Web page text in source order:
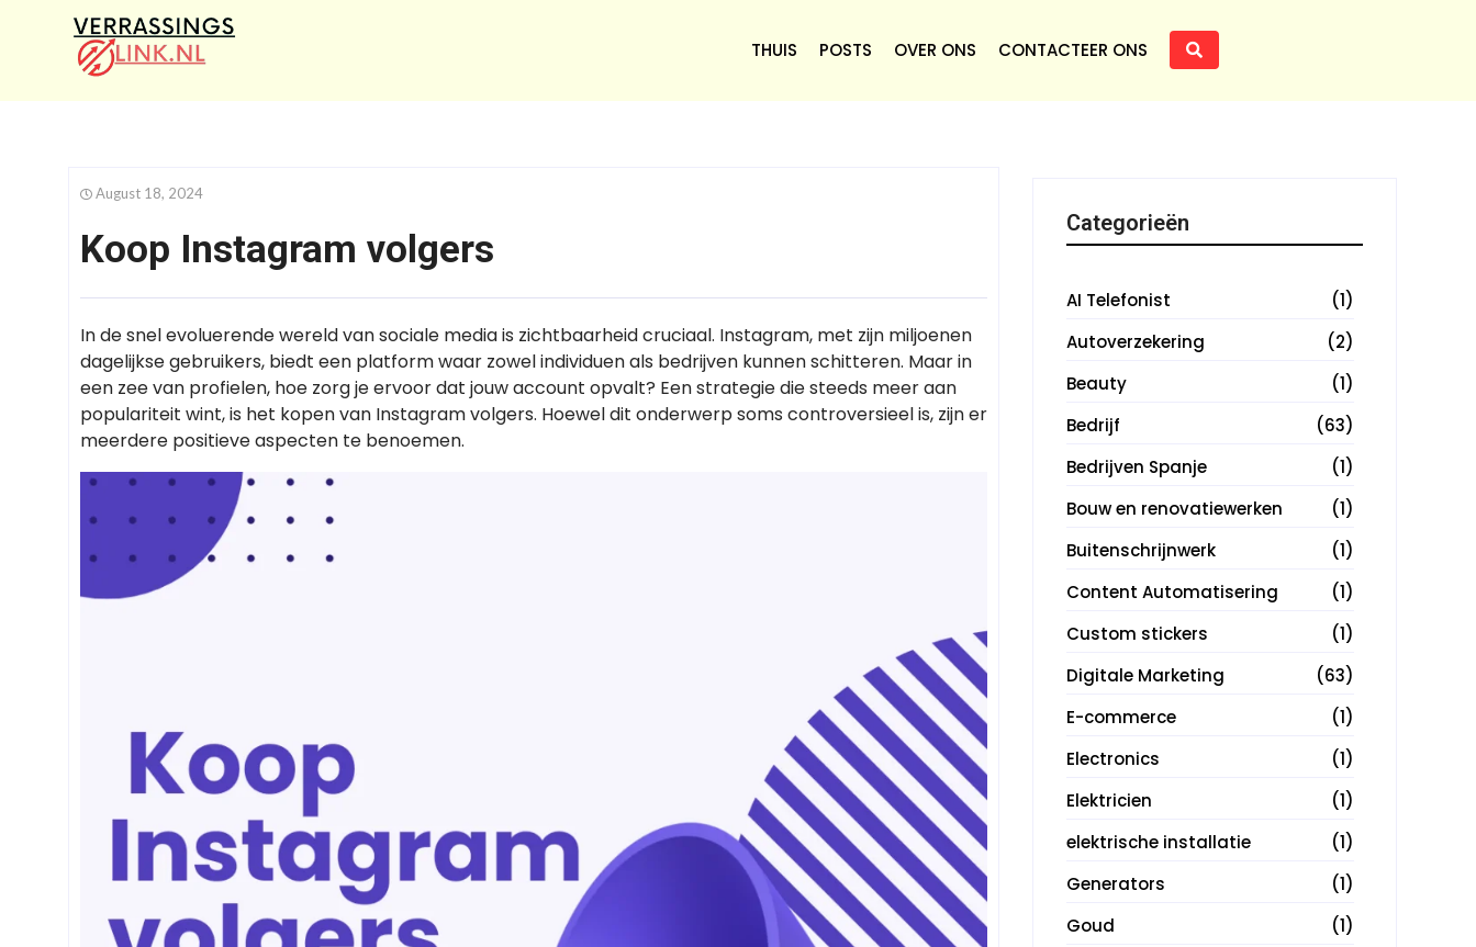
THUIS POSTS OVER ONS CONTACTEER ONS
August 18, 2024
Koop Instagram volgers
In de snel evoluerende wereld van sociale media is zichtbaarheid cruciaal. Instagram, met zijn miljoenen
dagelijkse gebruikers, biedt een platform waar zowel individuen als bedrijven kunnen schitteren. Maar in
een zee van profielen, hoe zorg je ervoor dat jouw account opvalt? Een strategie die steeds meer aan
populariteit wint, is het kopen van Instagram volgers. Hoewel dit onderwerp soms controversieel is, zijn er
meerdere positieve aspecten te benoemen.
Categorieën
AI Telefonist
(1)
Autoverzekering
(2)
Beauty
(1)
Bedrijf
(63)
Bedrijven Spanje
(1)
Bouw en renovatiewerken
(1)
Buitenschrijnwerk
(1)
Content Automatisering
(1)
Custom stickers
(1)
Digitale Marketing
(63)
E-commerce
(1)
Electronics
(1)
Elektricien
(1)
elektrische installatie
(1)
Generators
(1)
Goud
(1)